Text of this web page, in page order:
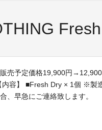
売予定価格19,900円
内容】 ■Fresh Dry × 1個 ※製
、早急にご連絡致します。